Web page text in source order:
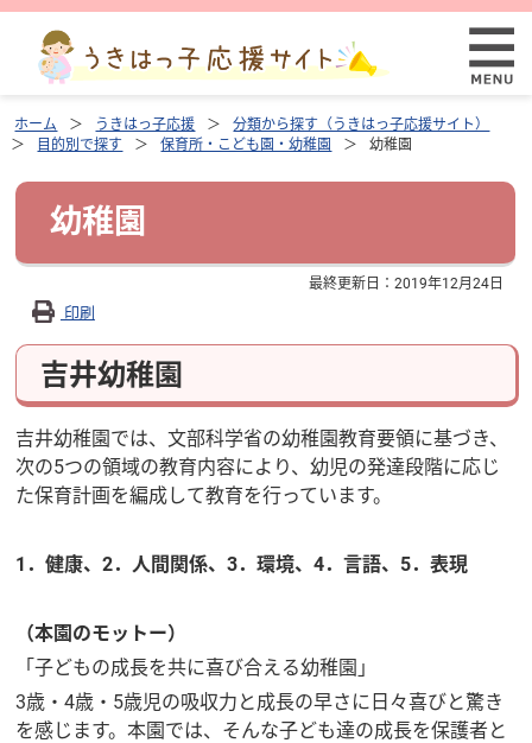
ホーム うきはっ子応援
分類から探す（うきはっ子応援サイト）
目的別で探す
保育所・こども園・幼稚園 幼稚園
幼稚園
最終更新日：2019年12月24日
印刷
吉井幼稚園
吉井幼稚園では、文部科学省の幼稚園教育要領に基づき、
次の5つの領域の教育内容により、幼児の発達段階に応じ
た保育計画を編成して教育を行っています。
1．健康、2．人間関係、3．環境、4．言語、5．表現
（本園のモットー）
「子どもの成長を共に喜び合える幼稚園」
3歳・4歳・5歳児の吸収力と成長の早さに日々喜びと驚き
を感じます。本園では、そんな子ども達の成長を保護者と